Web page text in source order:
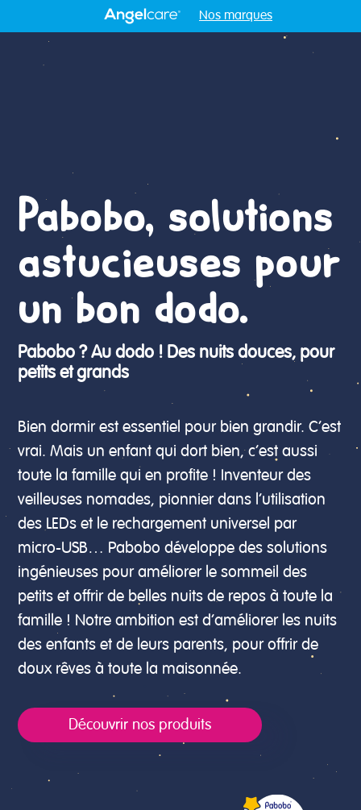
Nos marques
Pabobo, solutions
astucieuses pour
un bon dodo.
Pabobo ? Au dodo ! Des nuits douces, pour
petits et grands
Bien dormir est essentiel pour bien grandir. C’est
vrai. Mais un enfant qui dort bien, c’est aussi
toute la famille qui en profite ! Inventeur des
veilleuses nomades, pionnier dans l’utilisation
des LEDs et le rechargement universel par
micro-USB… Pabobo développe des solutions
ingénieuses pour améliorer le sommeil des
petits et offrir de belles nuits de repos à toute la
famille ! Notre ambition est d’améliorer les nuits
des enfants et de leurs parents, pour offrir de
doux rêves à toute la maisonnée.
Découvrir nos produits